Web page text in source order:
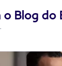
o Blog do